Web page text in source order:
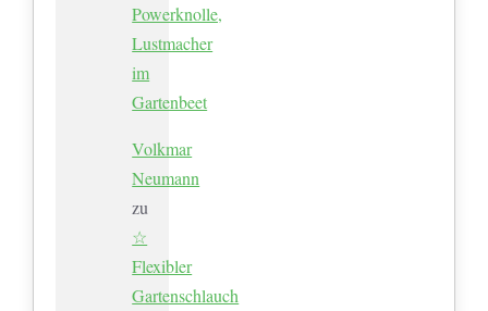
Powerknolle,
Lustmacher
im
Gartenbeet
Volkmar
Neumann
zu
☆
Flexibler
Gartenschlauch